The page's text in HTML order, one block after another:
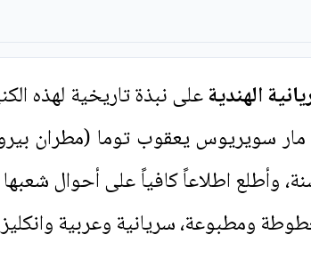
الهنديةعلى نبذة تاريخية لهذه
سويريوس يعقوب توما (مطران
وأطلع اطلاعاً كافياً على أحوال
ومطبوعة، سريانية وعربية